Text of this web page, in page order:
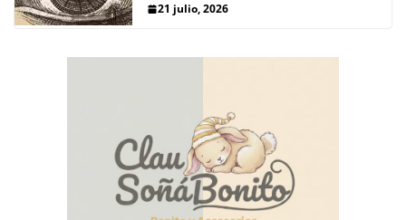
21 julio, 2026